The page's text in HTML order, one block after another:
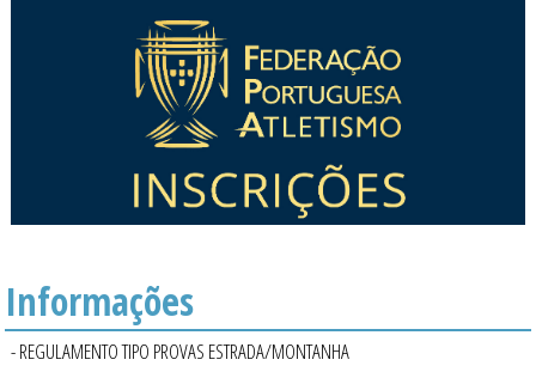
Informações
- REGULAMENTO TIPO PROVAS ESTRADA/MONTANHA